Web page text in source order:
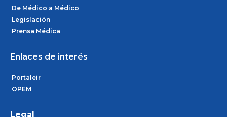
De Médico a Médico
Legislación
Prensa Médica
Enlaces de interés
Portaleir
OPEM
Legal